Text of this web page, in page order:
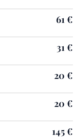
61 €
31 €
20 €
20 €
145 €